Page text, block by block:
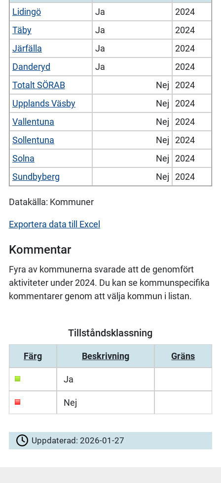
Lidingö
Ja
2024
Täby
Ja
2024
Järfälla
Ja
2024
Danderyd
Ja
2024
Totalt SÖRAB
Nej
2024
Upplands Väsby
Nej
2024
Vallentuna
Nej
2024
Sollentuna
Nej
2024
Solna
Nej
2024
Sundbyberg
Nej 2024
Datakälla: Kommuner
Exportera data till Excel
Kommentar
Fyra av kommunerna svarade att de genomfört
aktiviteter under 2024. Du kan se kommunspecifika
kommentarer genom att välja kommun i listan.
Tillståndsklassning
Färg Beskrivning Gräns
Ja
Nej
Uppdaterad:2026-01-27